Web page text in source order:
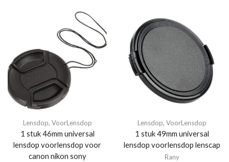
Lensdop, VoorLensdop
1 stuk 46mm universal
lensdop voorlensdop voor
canon nikon sony
Lensdop, VoorLensdop
1 stuk 49mm universal
lensdop voorlensdop lenscap
Rany